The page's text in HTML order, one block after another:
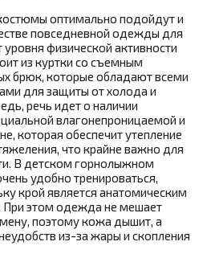
оптимально подойдут и
повседневной одежды для
физической активности
из куртки со съемным
брюк, которые обладают всеми
для защиты от холода и
речь идет о наличии
влагонепроницаемой и
которая обеспечит утепление
что крайне важно для
В детском горнолыжном
удобно тренироваться,
крой является анатомическим
При этом одежда не мешает
поэтому кожа дышит, а
из-за жары и скопления